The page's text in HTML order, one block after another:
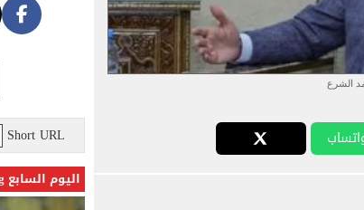
الشرع
Short URL
اليوم السابع Trending